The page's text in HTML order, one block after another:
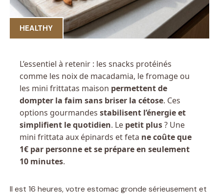
HEALTHY
L’essentiel à retenir : les snacks protéinés
comme les noix de macadamia, le fromage ou
les mini frittatas maison permettent de
dompter la faim sans briser la cétose. Ces
options gourmandes stabilisent l’énergie et
simplifient le quotidien. Le petit plus? Une
mini frittata aux épinards et feta ne coûte que
1€ par personne et se prépare en seulement
10 minutes.
Il est 16 heures, votre estomac gronde sérieusement et